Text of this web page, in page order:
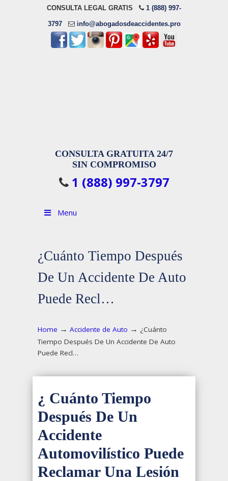
CONSULTA LEGAL GRATIS 1 (888) 997-
3797 info@abogadosdeaccidentes.pro
CONSULTA GRATUITA 24/7
SIN COMPROMISO
1 (888) 997-3797
Menu
¿Cuánto Tiempo Después
De Un Accidente De Auto
Puede Recl…
Home → Accidente de Auto → ¿Cuánto
Tiempo Después De Un Accidente De Auto
Puede Recl…
¿ Cuánto Tiempo
Después De Un
Accidente
Automovilístico Puede
Reclamar Una Lesión